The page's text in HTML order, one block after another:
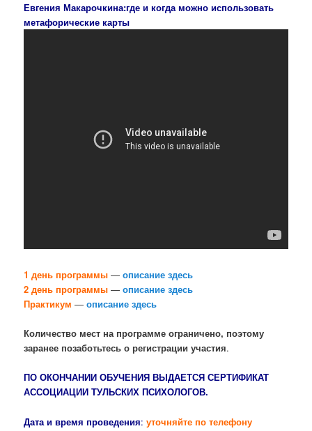
Евгения Макарочкина:где и когда можно использовать
метафорические карты
1 день программы — описание здесь
2 день программы —описание здесь
Практикум —описание здесь
Количество мест на программе ограничено, поэтому
заранее позаботьтесь о регистрации участия.
ПО ОКОНЧАНИИ ОБУЧЕНИЯ ВЫДАЕТСЯ СЕРТИФИКАТ
АССОЦИАЦИИ ТУЛЬСКИХ ПСИХОЛОГОВ.
Дата и время проведения:уточняйте по телефону